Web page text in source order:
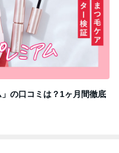
」の口コミは？1ヶ月間徹底